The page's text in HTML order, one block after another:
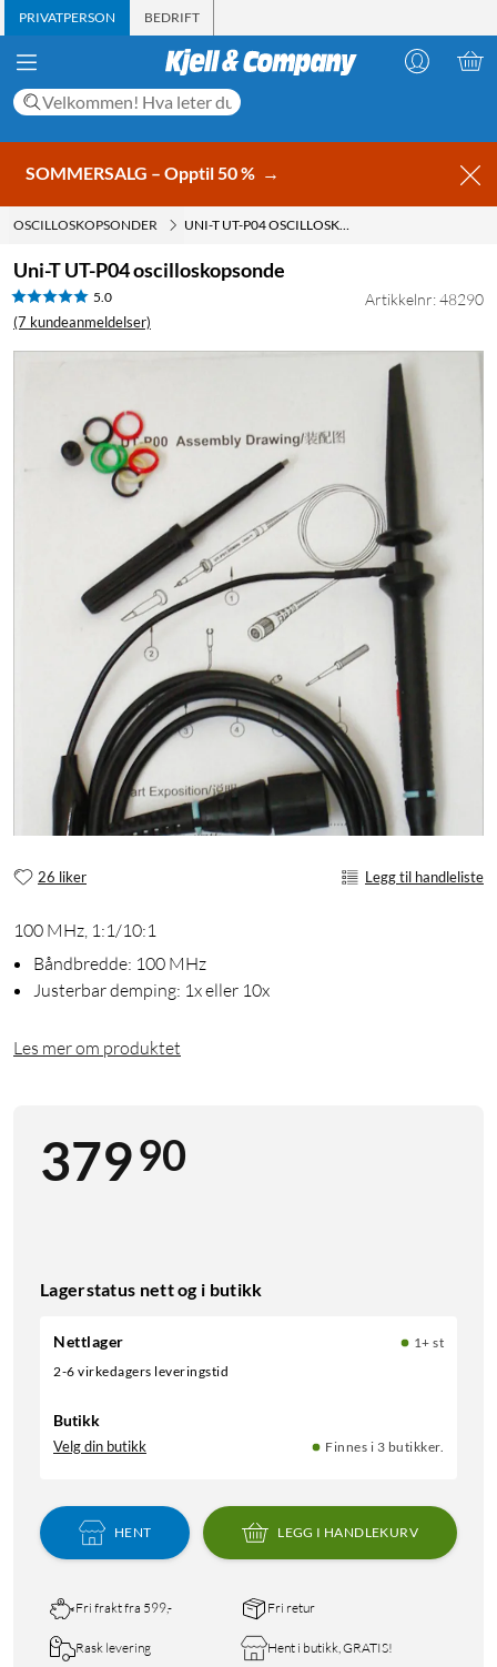
PRIVATPERSON BEDRIFT
SOMMERSALG – Opptil 50 % →
OSCILLOSKOPSONDER UNI-T UT-P04 OSCILLOSKOPSONDE
Uni-T UT-P04 oscilloskopsonde
5.0
(7 kundeanmeldelser)
Artikkelnr: 48290
26 liker Legg til handleliste
100 MHz, 1:1/10:1
Båndbredde: 100 MHz
Justerbar demping: 1x eller 10x
Les mer om produktet
37990
Lagerstatus nett og i butikk
Nettlager
1+ st
2-6 virkedagers leveringstid
Butikk
Velg din butikk Finnes i 3 butikker.
HENT LEGG I HANDLEKURV
Fri frakt fra 599,- Fri retur
Rask levering Hent i butikk, GRATIS!